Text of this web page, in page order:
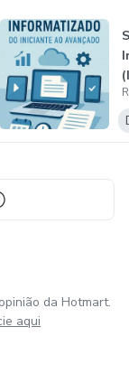
da Hotmart.
aqui